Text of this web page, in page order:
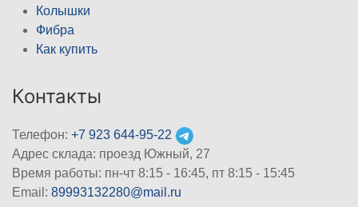
Колышки
Фибра
Как купить
Контакты
Телефон: +7 923 644-95-22
Адрес склада: проезд Южный, 27
Время работы: пн-чт 8:15 - 16:45, пт 8:15 - 15:45
Email: 89993132280@mail.ru